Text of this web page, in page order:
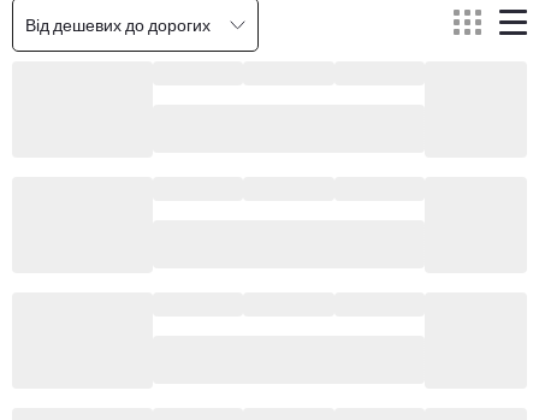
Від дешевих до дорогих